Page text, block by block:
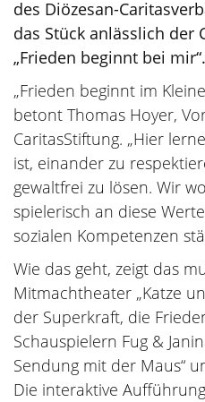
des Diözesan-
das Stück anlässlich der
„Frieden beginnt bei mir“.
„Frieden beginnt im
betont Thomas Hoyer,
CaritasStiftung. „Hier
ist, einander zu
gewaltfrei zu lösen. Wir
spielerisch an diese
sozialen Kompetenzen
Wie das geht, zeigt das
Mitmachtheater „Katze
der Superkraft, die
Schauspielern Fug &
Sendung mit der Maus“
Die interaktive